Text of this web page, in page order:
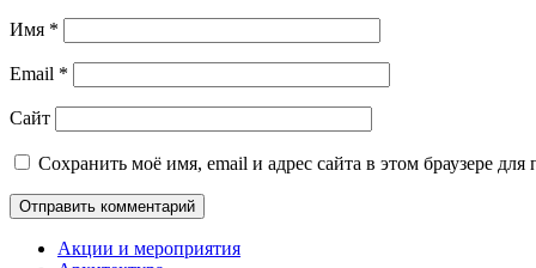
Имя *
Email *
Сайт
Сохранить моё имя, email и адрес сайта в этом браузере
Акции и мероприятия